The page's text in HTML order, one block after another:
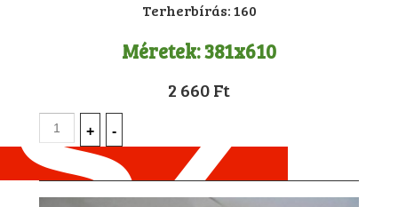
Terherbírás:160
Méretek:381x610
2 660 Ft